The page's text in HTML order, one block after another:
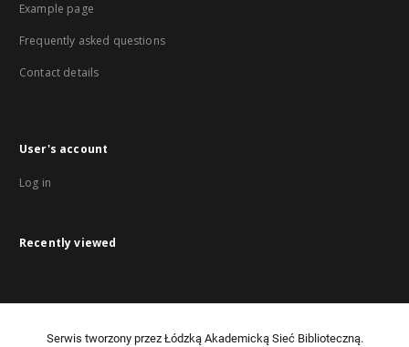
Example page
Frequently asked questions
Contact details
User's account
Log in
Recently viewed
Serwis tworzony przez Łódzką Akademicką Sieć Biblioteczną.